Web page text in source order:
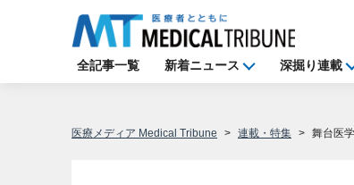
全記事一覧 新着ニュース 深掘り連載
医療メディア Medical Tribune 連載・特集 舞台医